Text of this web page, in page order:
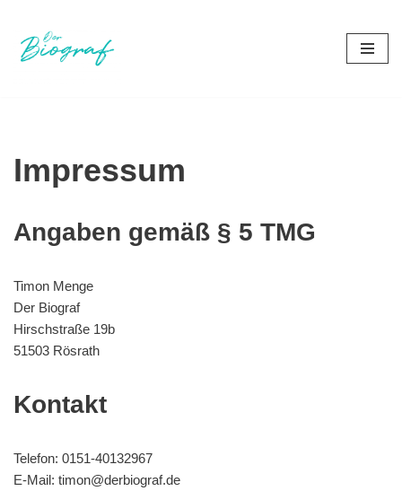
Zum
Impressum
Angaben gemäß § 5 TMG
Timon Menge
Der Biograf
Hirschstraße 19b
51503 Rösrath
Kontakt
Telefon: 0151-40132967
E-Mail: timon@derbiograf.de